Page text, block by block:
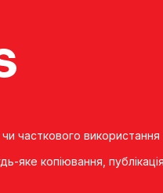
часткового
яке копiювання,